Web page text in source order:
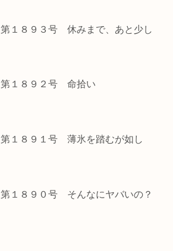
第１８９３号 休みまで、あと少し
第１８９２号 命拾い
第１８９１号 薄氷を踏むが如し
第１８９０号 そんなにヤバいの？